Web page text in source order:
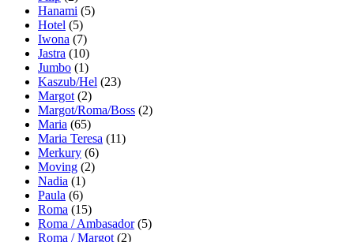
Hanami (5)
Hotel (5)
Iwona (7)
Jastra (10)
Jumbo (1)
Kaszub/Hel (23)
Margot (2)
Margot/Roma/Boss (2)
Maria (65)
Maria Teresa (11)
Merkury (6)
Moving (2)
Nadia (1)
Paula (6)
Roma (15)
Roma / Ambasador (5)
Roma / Margot (2)